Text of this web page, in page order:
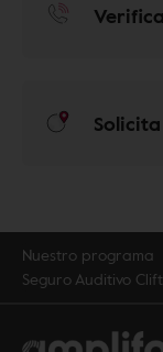
Nuestro programa
Seguro Auditivo